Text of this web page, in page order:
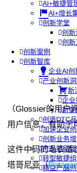
AI+敏捷管
AI+增长
创新学堂
创新
创新
创新案例
创新智库
企业AI创
产业创新
新
企业
新健
创造DTC
加速企业
创新业务
产品驱动
转型敏捷
精益产品
（Glossier的用户
用户信息，有助于
这件中码的毛衣适
塔哥尼亚（